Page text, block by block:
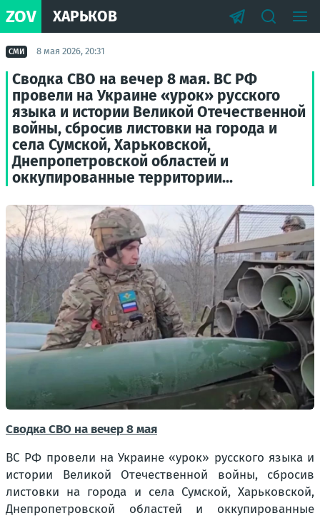
ZOV ХАРЬКОВ
СМИ 8 мая 2026, 20:31
Сводка СВО на вечер 8 мая. ВС РФ
провели на Украине «урок» русского
языка и истории Великой Отечественной
войны, сбросив листовки на города и
села Сумской, Харьковской,
Днепропетровской областей и
оккупированные территории...
Сводка СВО на вечер 8 мая
ВС РФ провели на Украине «урок» русского языка и
истории Великой Отечественной войны, сбросив
листовки на города и села Сумской, Харьковской,
Днепропетровской областей и оккупированные